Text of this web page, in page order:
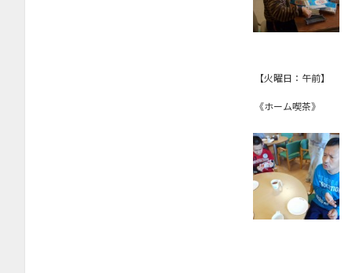
【火曜日：午前】
《ホーム喫茶》